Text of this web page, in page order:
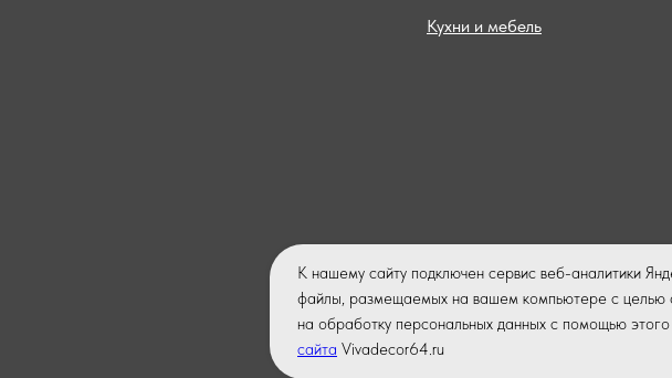
К нашему сайту подключен сервис веб-аналитики
файлы, размещаемых на вашем компьютере с целью
на обработку персональных данных с помощью
сайта Vivadecor64.ru
Кухни и мебель